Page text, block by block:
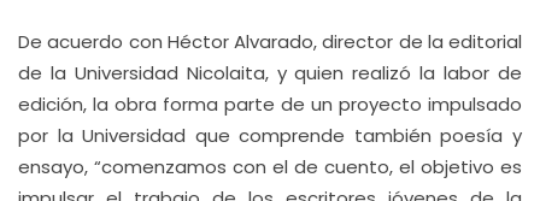
De acuerdo con Héctor Alvarado, director de la editorial
de la Universidad Nicolaita, y quien realizó la labor de
edición, la obra forma parte de un proyecto impulsado
por la Universidad que comprende también poesía y
ensayo, “comenzamos con el de cuento, el objetivo es